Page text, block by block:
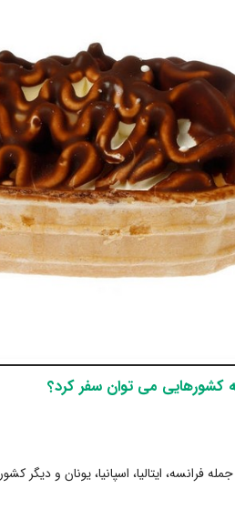
کشورهایی می توان سفر کرد؟
فرانسه، ایتالیا، اسپانیا، یونان و دیگر